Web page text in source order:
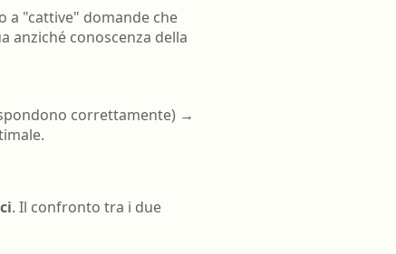
a "cattive" domande che
anziché conoscenza della
correttamente) →
. Il confronto tra i due